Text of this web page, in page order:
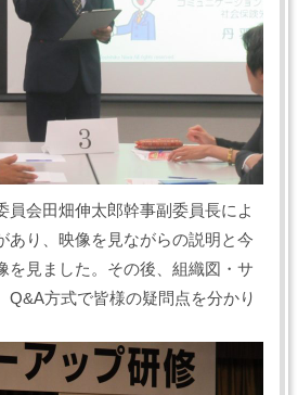
員会田畑伸太郎幹事副委員長によ
あり、映像を見ながらの説明と今
を見ました。その後、組織図・サ
Q&A方式で皆様の疑問点を分かり